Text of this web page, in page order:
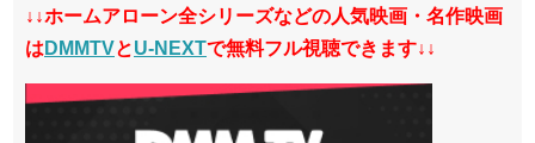
↓↓ホームアローン全シリーズなどの人気映画・名作映画
は DMMTVとU-NEXTで無料フル視聴できます↓↓